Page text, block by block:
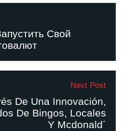
Свой
Next Post
De Una Innovación,
De Bingos, Locales
Y Mcdonald´